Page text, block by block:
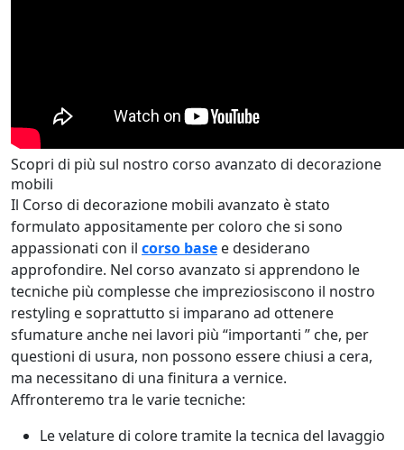
Scopri di più sul nostro corso avanzato di decorazione
mobili
Il Corso di decorazione mobili avanzato è stato
formulato appositamente per coloro che si sono
appassionati con il corso base e desiderano
approfondire. Nel corso avanzato si apprendono le
tecniche più complesse che impreziosiscono il nostro
restyling e soprattutto si imparano ad ottenere
sfumature anche nei lavori più “importanti ” che, per
questioni di usura, non possono essere chiusi a cera,
ma necessitano di una finitura a vernice.
Affronteremo tra le varie tecniche:
Le velature di colore tramite la tecnica del lavaggio